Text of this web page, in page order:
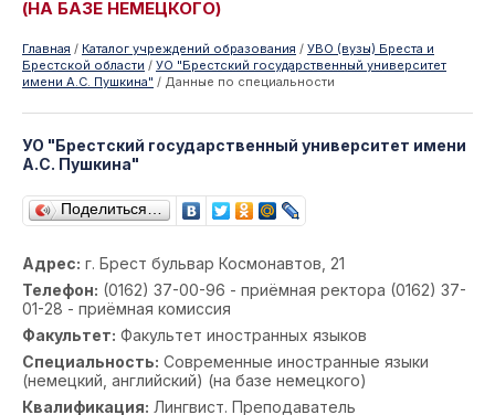
(НА БАЗЕ НЕМЕЦКОГО)
Главная / Каталог учреждений образования / УВО (вузы) Бреста и
Брестской области / УО "Брестский государственный университет
имени А.С. Пушкина" / Данные по специальности
УО "Брестский государственный университет имени
А.С. Пушкина"
Поделиться…
Адрес: г. Брест бульвар Космонавтов, 21
Телефон: (0162) 37-00-96 - приёмная ректора (0162) 37-
01-28 - приёмная комиссия
Факультет: Факультет иностранных языков
Специальность: Современные иностранные языки
(немецкий, английский) (на базе немецкого)
Квалификация: Лингвист. Преподаватель